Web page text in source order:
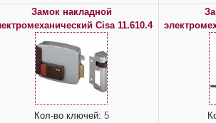
Замок накладной
Cisa 11.610.4
Кол-во ключей: 5